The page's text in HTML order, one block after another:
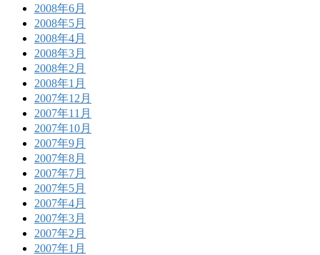
2008年6月
2008年5月
2008年4月
2008年3月
2008年2月
2008年1月
2007年12月
2007年11月
2007年10月
2007年9月
2007年8月
2007年7月
2007年5月
2007年4月
2007年3月
2007年2月
2007年1月